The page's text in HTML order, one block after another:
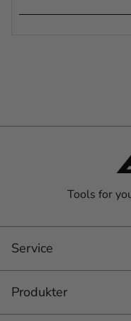
Tools for
Service
Produkter